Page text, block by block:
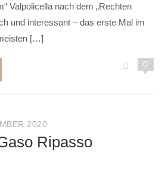
Valpolicella nach dem „Rechten
und interessant – das erste Mal im
[…]
0
2020
Ripasso